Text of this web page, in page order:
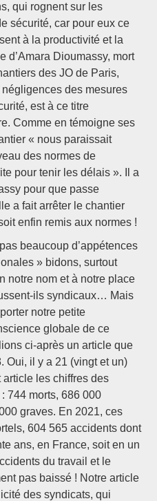
qui rognent sur les
sécurité, car pour eux ce
à la productivité et la
d’Amara Dioumassy, mort
des JO de Paris,
des mesures
est à ce titre
Comme en témoigne ses
« nous paraissait
des normes de
pour tenir les délais ». Il a
pour que passe
a fait arrêter le chantier
enfin remis aux normes !
beaucoup d’appétences
» bidons, surtout
notre nom et à notre place
ils syndicaux… Mais
notre petite
globale de ce
ci-après un article que
il y a 21 (vingt et un)
les chiffres des
744 morts, 686 000
graves. En 2021, ces
604 565 accidents dont
ans, en France, soit en un
du travail et le
pas baissé ! Notre article
des syndicats, qui